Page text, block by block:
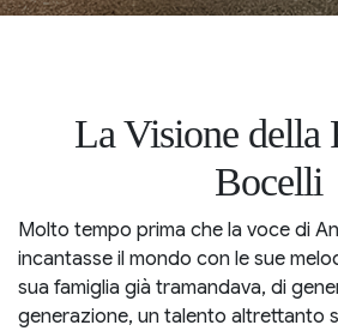
La Visione della
Bocelli
Molto tempo prima che la voce di
incantasse il mondo con le sue
sua famiglia già tramandava, di
generazione, un talento altrettanto